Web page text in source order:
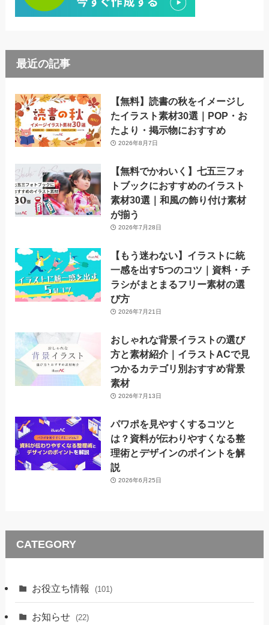
最近の記事
【無料】読書の秋をイメージし
たイラスト素材30選｜POP・お
たより・掲示物におすすめ
2026年8月7日
【無料でかわいく】七五三フォ
トブックにおすすめのイラスト
素材30選｜和風の飾り付け素材
が揃う
2026年7月28日
【もう迷わない】イラストに統
一感を出す5つのコツ｜資料・チ
ラシがまとまるフリー素材の選
び方
2026年7月21日
おしゃれな背景イラストの選び
方と素材紹介｜イラストACで見
つかるカテゴリ別おすすめ背景
素材
2026年7月13日
パワポを見やすくするコツと
は？資料が伝わりやすくなる整
理術とデザインのポイントを解
説
2026年6月25日
CATEGORY
お役立ち情報 (101)
お知らせ (22)